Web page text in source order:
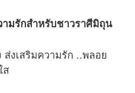
มรักสำหรับชาวราศีมิถุน
งเสริมความรัก ..พลอย
ส